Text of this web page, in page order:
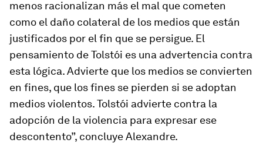
menos racionalizan más el mal que cometen
como el daño colateral de los medios que están
justificados por el fin que se persigue. El
pensamiento de Tolstói es una advertencia contra
esta lógica. Advierte que los medios se convierten
en fines, que los fines se pierden si se adoptan
medios violentos. Tolstói advierte contra la
adopción de la violencia para expresar ese
descontento”, concluye Alexandre.